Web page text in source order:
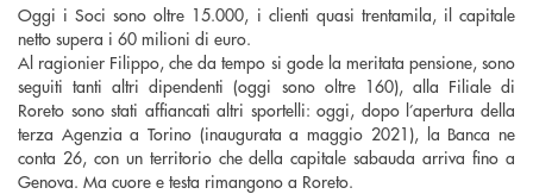
Oggi i Soci sono oltre 15.000, i clienti quasi trentamila, il capitale
netto supera i 60 milioni di euro.
Al ragionier Filippo, che da tempo si gode la meritata pensione, sono
seguiti tanti altri dipendenti (oggi sono oltre 160), alla Filiale di
Roreto sono stati affiancati altri sportelli: oggi, dopo l’apertura della
terza Agenzia a Torino (inaugurata a maggio 2021), la Banca ne
conta 26, con un territorio che della capitale sabauda arriva fino a
Genova. Ma cuore e testa rimangono a Roreto.